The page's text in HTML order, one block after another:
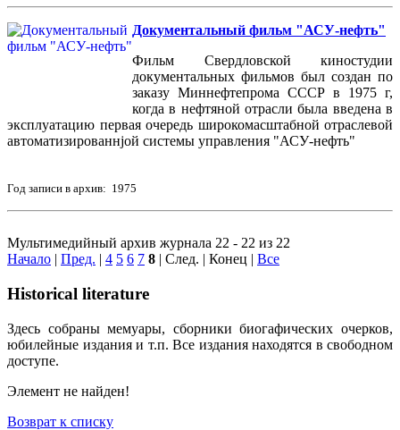
Документальный фильм "АСУ-нефть"
Фильм Свердловской киностудии
документальных фильмов был создан по
заказу Миннефтепрома СССР в 1975 г,
когда в нефтяной отрасли была введена в
эксплуатацию первая очередь широкомасштабной отраслевой
автоматизированнjой системы управления "АСУ-нефть"
Год записи в архив: 1975
Мультимедийный архив журнала 22 - 22 из 22
Начало | Пред. | 4 5 6 7 8 | След. | Конец | Все
Historical literature
Здесь собраны мемуары, сборники биогафических очерков,
юбилейные издания и т.п. Все издания находятся в свободном
доступе.
Элемент не найден!
Возврат к списку